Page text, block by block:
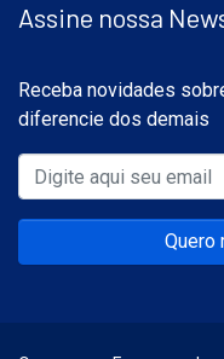
Assine nossa
Receba novidades
diferencie dos demais
Quero